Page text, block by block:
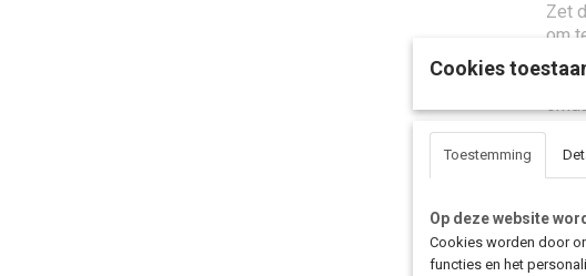
Zet
om
tijd
Cookies
Toestemming
Op deze website
Cookies worden door
functies en het